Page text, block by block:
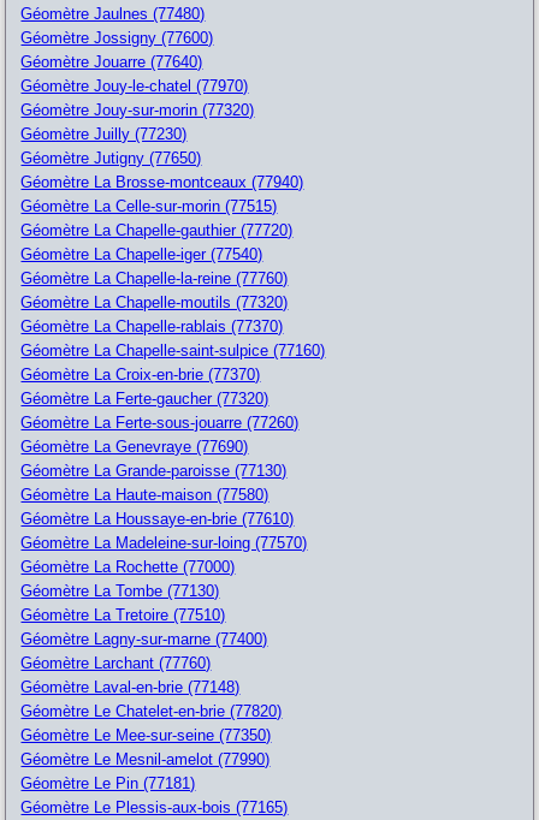
Géomètre Jaulnes (77480)
Géomètre Jossigny (77600)
Géomètre Jouarre (77640)
Géomètre Jouy-le-chatel (77970)
Géomètre Jouy-sur-morin (77320)
Géomètre Juilly (77230)
Géomètre Jutigny (77650)
Géomètre La Brosse-montceaux (77940)
Géomètre La Celle-sur-morin (77515)
Géomètre La Chapelle-gauthier (77720)
Géomètre La Chapelle-iger (77540)
Géomètre La Chapelle-la-reine (77760)
Géomètre La Chapelle-moutils (77320)
Géomètre La Chapelle-rablais (77370)
Géomètre La Chapelle-saint-sulpice (77160)
Géomètre La Croix-en-brie (77370)
Géomètre La Ferte-gaucher (77320)
Géomètre La Ferte-sous-jouarre (77260)
Géomètre La Genevraye (77690)
Géomètre La Grande-paroisse (77130)
Géomètre La Haute-maison (77580)
Géomètre La Houssaye-en-brie (77610)
Géomètre La Madeleine-sur-loing (77570)
Géomètre La Rochette (77000)
Géomètre La Tombe (77130)
Géomètre La Tretoire (77510)
Géomètre Lagny-sur-marne (77400)
Géomètre Larchant (77760)
Géomètre Laval-en-brie (77148)
Géomètre Le Chatelet-en-brie (77820)
Géomètre Le Mee-sur-seine (77350)
Géomètre Le Mesnil-amelot (77990)
Géomètre Le Pin (77181)
Géomètre Le Plessis-aux-bois (77165)